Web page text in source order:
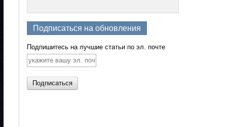
Подписаться на обновления
Подпишитесь на лучшие статьи по эл. почте